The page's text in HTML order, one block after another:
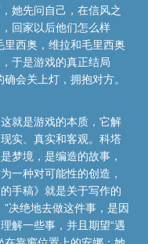
她先问自己，在信风之
回家以后他们怎么样
里西奥，维拉和毛里西奥
于是游戏的真正结局
会关上灯，拥抱对方。
就是游戏的本质，它解
实、真实和客观。科塔
梦境，是编造的故事，
一种对可能性的创造，
手稿》就是关于写作的
决绝地去做这件事，是因
解一些事，并且期望“遇